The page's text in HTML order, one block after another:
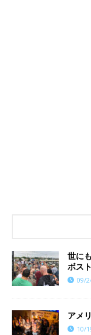
世に
ボス
09/
アメ
10/